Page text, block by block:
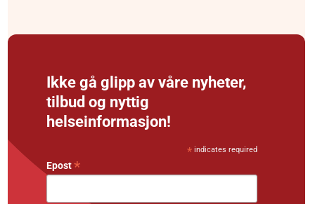
Ikke gå glipp av våre nyheter,
tilbud og nyttig
helseinformasjon!
* indicates required
Epost*